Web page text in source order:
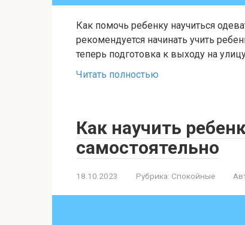
Как помочь ребенку научиться
рекомендуется начинать учить
теперь подготовка к выходу на
Читать полностью
Как научить
самостоятельно
18.10.2023 Рубрика: Спокойные